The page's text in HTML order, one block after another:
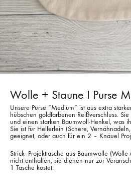
Wolle + Staune I Purse
Unsere Purse “Medium” ist aus extra
hübschen goldfarbenen Reißverschluss.
und einen starken Baumwoll-Henkel, was
Sie ist für Helferlein (Schere,
geeignet, oder auch für ein 2 – Knäuel
Strick- Projekttasche aus Baumwolle
nicht enthalten, sie dienen nur zur
1 Tasche kostet: